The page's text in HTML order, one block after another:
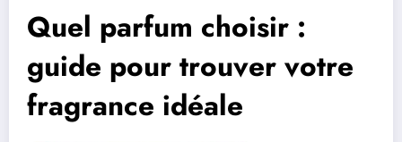
Quel parfum choisir :
guide pour trouver votre
fragrance idéale